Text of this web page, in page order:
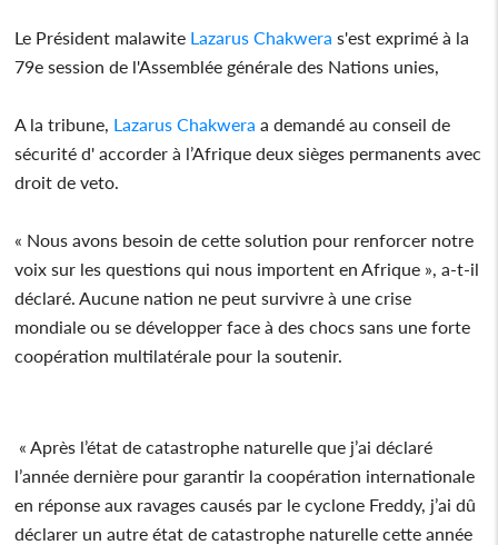
Le Président malawite Lazarus Chakwera s'est exprimé à la
79e session de l'Assemblée générale des Nations unies,
A la tribune, Lazarus Chakwera a demandé au conseil de
sécurité d' accorder à l’Afrique deux sièges permanents avec
droit de veto.
« Nous avons besoin de cette solution pour renforcer notre
voix sur les questions qui nous importent en Afrique », a-t-il
déclaré. Aucune nation ne peut survivre à une crise
mondiale ou se développer face à des chocs sans une forte
coopération multilatérale pour la soutenir.
« Après l’état de catastrophe naturelle que j’ai déclaré
l’année dernière pour garantir la coopération internationale
en réponse aux ravages causés par le cyclone Freddy, j’ai dû
déclarer un autre état de catastrophe naturelle cette année